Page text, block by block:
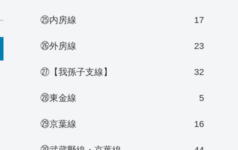
㉕内房線 17
㉖外房線 23
㉗【我孫子支線】 32
㉘東金線 5
㉙京葉線 16